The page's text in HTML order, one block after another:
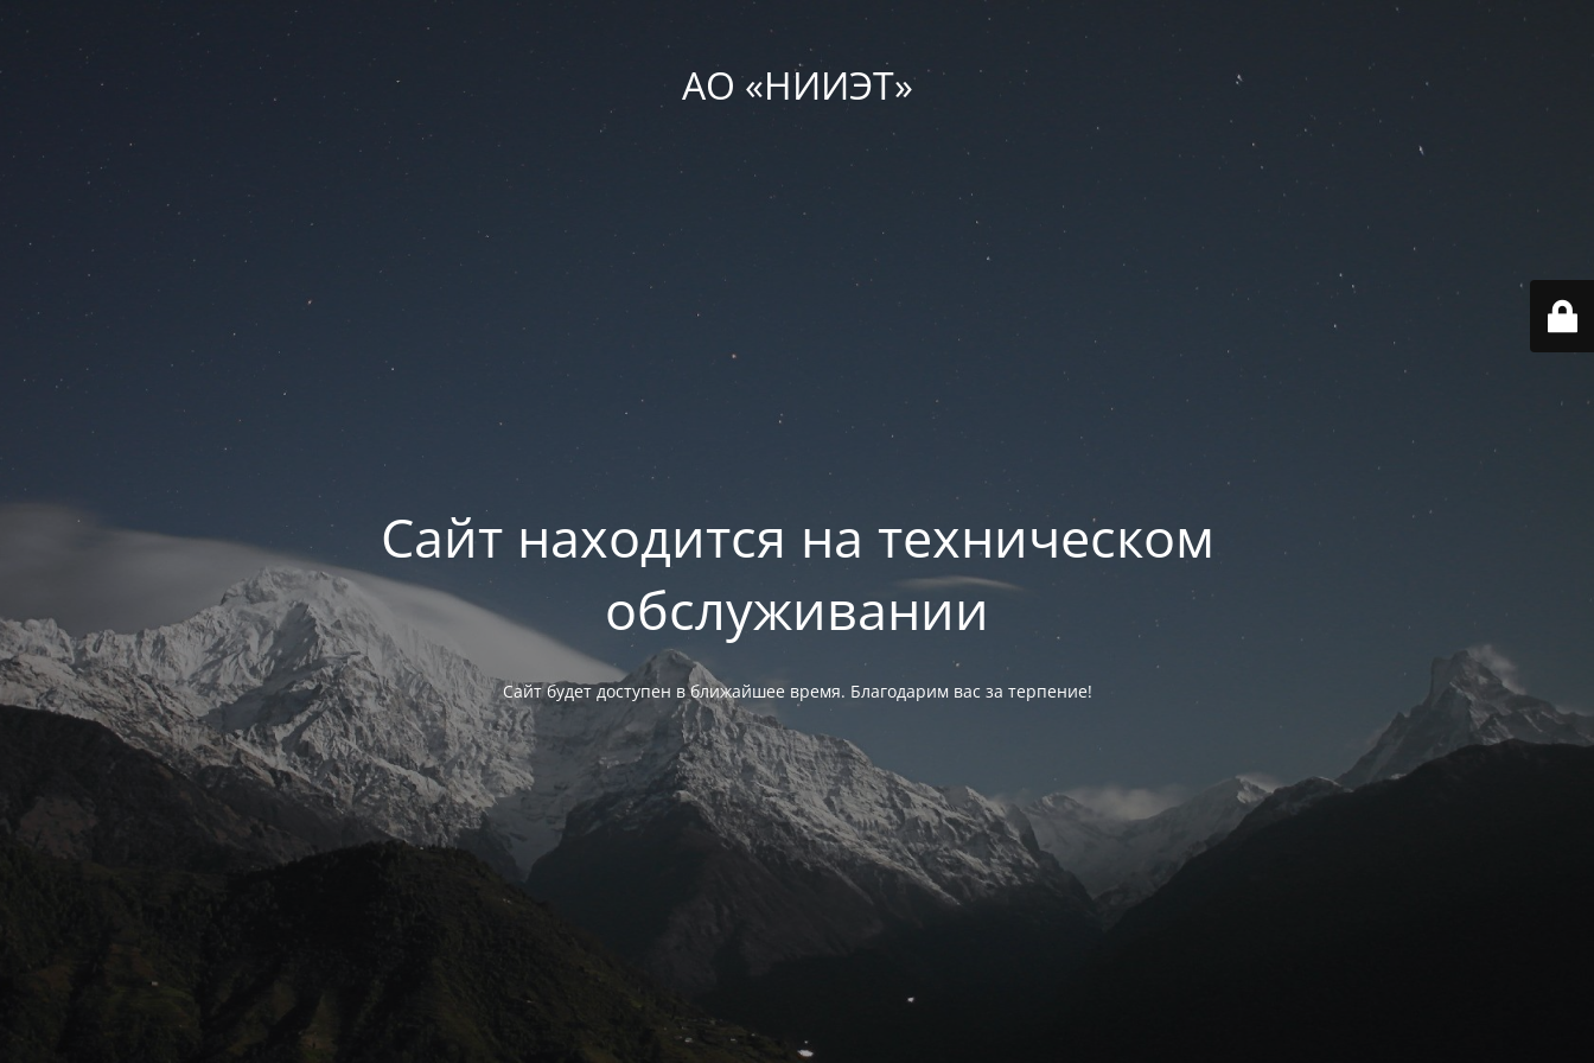
АО «НИИЭТ»
Сайт находится на техническом
обслуживании
Сайт будет доступен в ближайшее время. Благодарим вас за терпение!